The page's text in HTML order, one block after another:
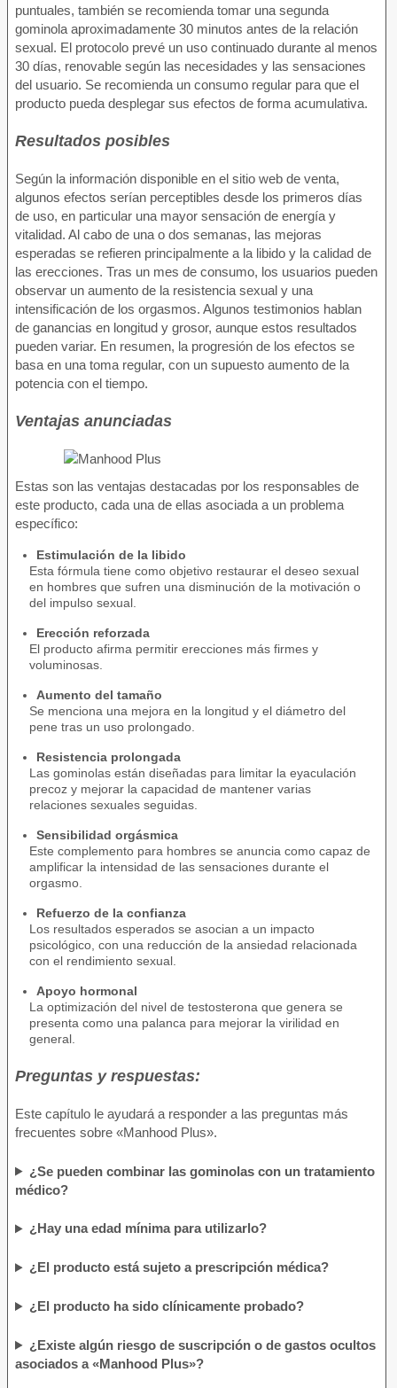
puntuales, también se recomienda tomar una segunda
gominola aproximadamente 30 minutos antes de la relación
sexual. El protocolo prevé un uso continuado durante al menos
30 días, renovable según las necesidades y las sensaciones
del usuario. Se recomienda un consumo regular para que el
producto pueda desplegar sus efectos de forma acumulativa.
Resultados posibles
Según la información disponible en el sitio web de venta,
algunos efectos serían perceptibles desde los primeros días
de uso, en particular una mayor sensación de energía y
vitalidad. Al cabo de una o dos semanas, las mejoras
esperadas se refieren principalmente a la libido y la calidad de
las erecciones. Tras un mes de consumo, los usuarios pueden
observar un aumento de la resistencia sexual y una
intensificación de los orgasmos. Algunos testimonios hablan
de ganancias en longitud y grosor, aunque estos resultados
pueden variar. En resumen, la progresión de los efectos se
basa en una toma regular, con un supuesto aumento de la
potencia con el tiempo.
Ventajas anunciadas
Estas son las ventajas destacadas por los responsables de
este producto, cada una de ellas asociada a un problema
específico:
Estimulación de la libido
Esta fórmula tiene como objetivo restaurar el deseo sexual
en hombres que sufren una disminución de la motivación o
del impulso sexual.
Erección reforzada
El producto afirma permitir erecciones más firmes y
voluminosas.
Aumento del tamaño
Se menciona una mejora en la longitud y el diámetro del
pene tras un uso prolongado.
Resistencia prolongada
Las gominolas están diseñadas para limitar la eyaculación
precoz y mejorar la capacidad de mantener varias
relaciones sexuales seguidas.
Sensibilidad orgásmica
Este complemento para hombres se anuncia como capaz de
amplificar la intensidad de las sensaciones durante el
orgasmo.
Refuerzo de la confianza
Los resultados esperados se asocian a un impacto
psicológico, con una reducción de la ansiedad relacionada
con el rendimiento sexual.
Apoyo hormonal
La optimización del nivel de testosterona que genera se
presenta como una palanca para mejorar la virilidad en
general.
Preguntas y respuestas:
Este capítulo le ayudará a responder a las preguntas más
frecuentes sobre «Manhood Plus».
¿Se pueden combinar las gominolas con un tratamiento
médico?
¿Hay una edad mínima para utilizarlo?
¿El producto está sujeto a prescripción médica?
¿El producto ha sido clínicamente probado?
¿Existe algún riesgo de suscripción o de gastos ocultos
asociados a «Manhood Plus»?